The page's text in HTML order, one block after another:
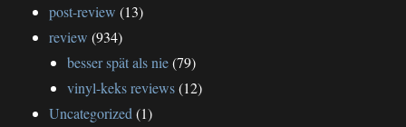
post-review (13)
review (934)
besser spät als nie(79)
vinyl-keks reviews(12)
Uncategorized (1)